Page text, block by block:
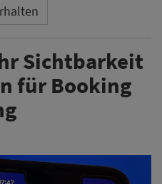
Sichtbarkeit
für Booking